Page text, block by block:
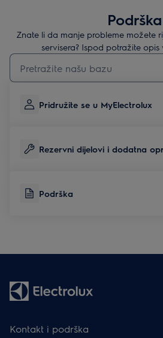
Podrška
Znate li da manje probleme možete
servisera? Ispod potražite
Upišite za pretraživanje članaka podrške
Pridružite se u MyElectrolux
Rezervni dijelovi i dodatna
Podrška
Kontakt i podrška